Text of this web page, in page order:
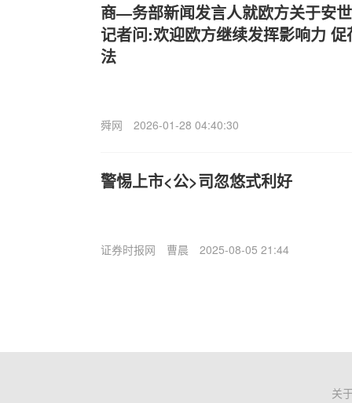
商—务部新闻发言人就欧方关于安
记者问:欢迎欧方继续发挥影响力
法
舜网 2026-01-28 04:40:30
警惕上市<公>司忽悠式利好
证券时报网 曹晨 2025-08-05 21:44
关